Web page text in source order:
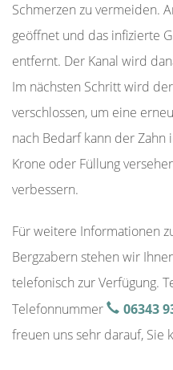
Schmerzen zu vermeiden.
geöffnet und das infizierte
entfernt. Der Kanal wird
Im nächsten Schritt wird
verschlossen, um eine
nach Bedarf kann der
Krone oder Füllung
verbessern.
Für weitere Informationen
Bergzabern stehen wir
telefonisch zur Verfügung.
Telefonnummer
06343
freuen uns sehr darauf, Sie